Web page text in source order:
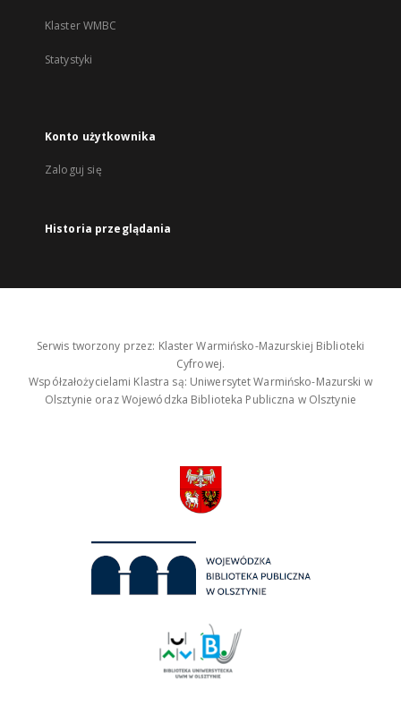
Klaster WMBC
Statystyki
Konto użytkownika
Zaloguj się
Historia przeglądania
Serwis tworzony przez: Klaster Warmińsko-Mazurskiej Biblioteki
Cyfrowej.
Współzałożycielami Klastra są: Uniwersytet Warmińsko-Mazurski w
Olsztynie oraz Wojewódzka Biblioteka Publiczna w Olsztynie